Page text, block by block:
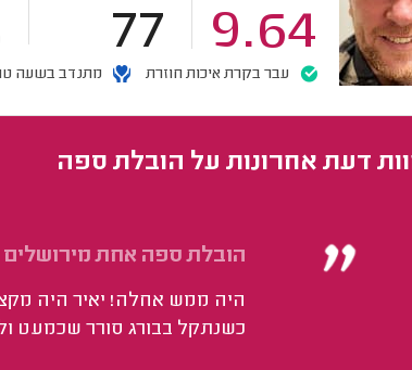
9.64
77
עבר בקרת איכות חוזרת מתנדב בשעה
דעת אחרונות על הובלת ספה
הובלת ספה אחת מירושלים
היה ממש אחלה! יאיר היה
כשנתקל בבורג סורר שכמעט